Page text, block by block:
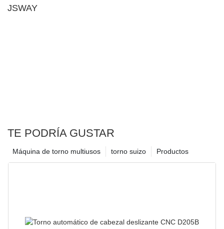
JSWAY
TE PODRÍA GUSTAR
Productos
torno suizo
Máquina de torno multiusos